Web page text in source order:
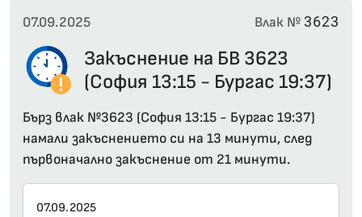
07.09.2025 Влак № 3623
Закъснение на БВ 3623
(София 13:15 - Бургас 19:37)
Бърз влак №3623 (София 13:15 - Бургас 19:37)
намали закъснението си на 13 минути, след
първоначално закъснение от 21 минути.
07.09.2025